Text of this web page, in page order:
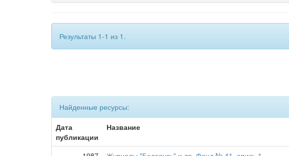
Результаты 1-1 из 1.
Найденные ресурсы:
Дата
публикации
Название